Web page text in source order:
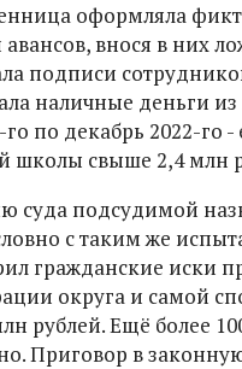
оформляла
внося в них
подписи
наличные деньги
го по декабрь 2022-го
школы свыше 2,4 млн
суда подсудимой
с таким же
гражданские иски
округа и самой
рублей. Ещё более
Приговор в